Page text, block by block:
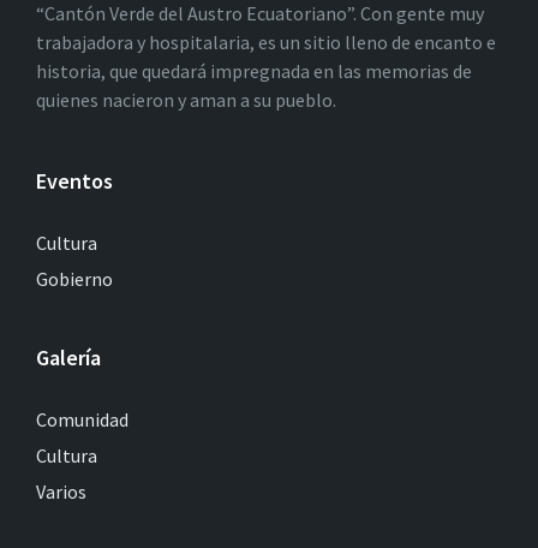
“Cantón Verde del Austro Ecuatoriano”. Con gente muy
trabajadora y hospitalaria, es un sitio lleno de encanto e
historia, que quedará impregnada en las memorias de
quienes nacieron y aman a su pueblo.
Eventos
Cultura
Gobierno
Galería
Comunidad
Cultura
Varios